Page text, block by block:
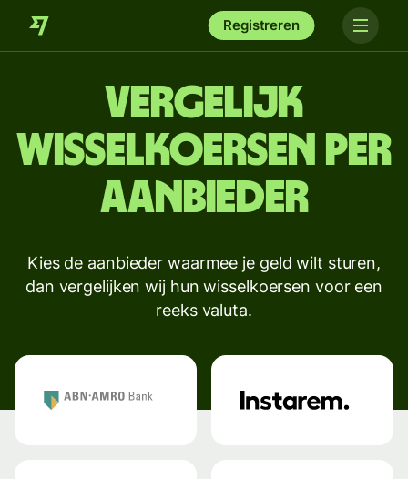
Registreren
Vergelijk
wisselkoersen per
aanbieder
Kies de aanbieder waarmee je geld wilt sturen,
dan vergelijken wij hun wisselkoersen voor een
reeks valuta.